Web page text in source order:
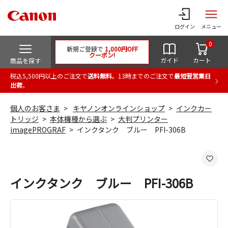
ログイン メニュー
商品を探す
新規ご登録で 1,000円OFF
クーポン!
ガイド カート
0
税込5,500円以上のご注文で送料無料。13時までのご注文で最短翌営業日
出荷。
個人のお客さま キヤノンオンラインショップ
インクカー
トリッジ
本体機種から選ぶ
大判プリンター
imagePROGRAF
インクタンク ブルー PFI-306B
インクタンク ブルー PFI-306B